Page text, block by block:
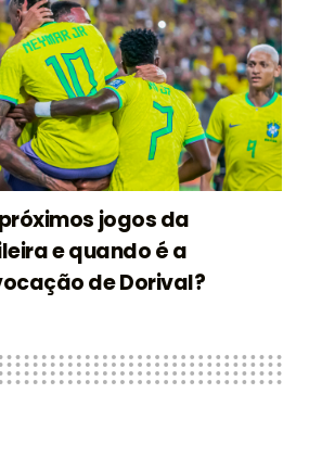
jogos da
e quando é a
de Dorival?